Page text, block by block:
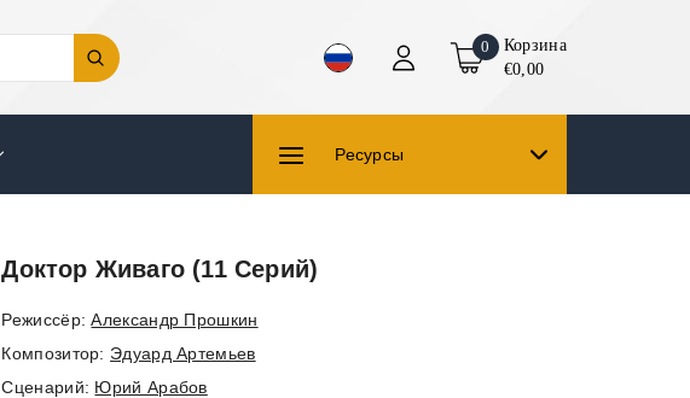
0
Корзина
€0,00
Ресурсы
Доктор Живаго (11 Серий)
Режиссёр:Александр Прошкин
Композитор: Эдуард Артемьев
Cценарий: Юрий Арабов